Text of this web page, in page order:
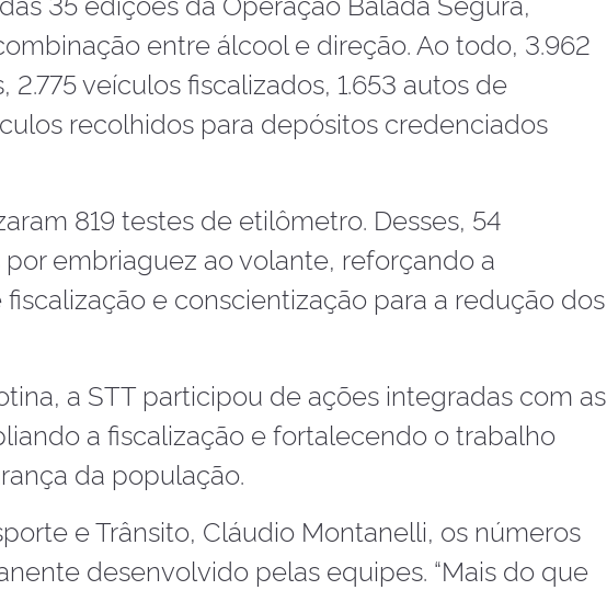
entre álcool e direção. Ao todo, 3.962
veículos fiscalizados, 1.653 autos de
recolhidos para depósitos credenciados
819 testes de etilômetro. Desses, 54
embriaguez ao volante, reforçando a
e conscientização para a redução dos
a STT participou de ações integradas com as
a fiscalização e fortalecendo o trabalho
da população.
e Trânsito, Cláudio Montanelli, os números
desenvolvido pelas equipes. “Mais do que